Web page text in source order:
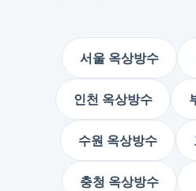
서울 옥상방수
인천 옥상방수
수원 옥상방수
충청 옥상방수